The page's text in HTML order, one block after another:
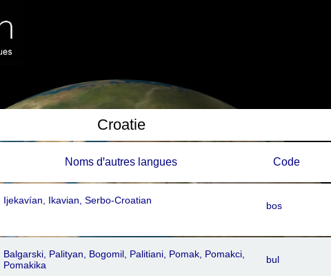
Croatie
Code
Noms dꞌautres langues
bos
Ijekavían, Ikavian, Serbo-Croatian
bul
Balgarski, Palityan, Bogomil, Palitiani, Pomak, Pomakci,
Pomakika